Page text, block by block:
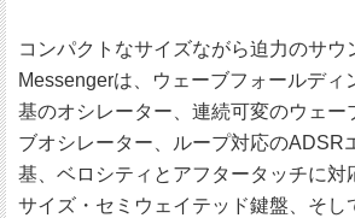
コンパクトなサイズながら迫力のサウ
Messengerは、ウェーブフォールディ
基のオシレーター、連続可変のウェー
ブオシレーター、ループ対応のADSR
基、ベロシティとアフタータッチに対
サイズ・セミウェイテッド鍵盤、そし